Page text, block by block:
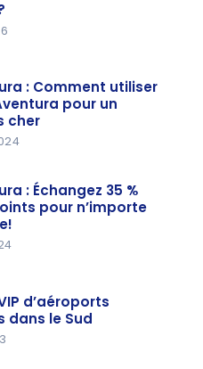
: Comment utiliser
pour un
cher
: Échangez 35 %
pour n’importe
d’aéroports
dans le Sud